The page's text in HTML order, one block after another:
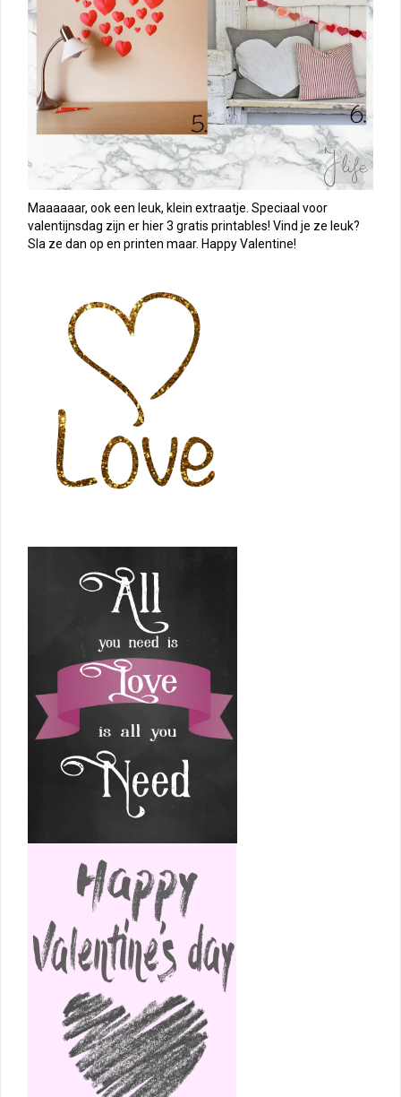
Maaaaaar, ook een leuk, klein extraatje. Speciaal voor
valentijnsdag zijn er hier 3 gratis printables! Vind je ze leuk?
Sla ze dan op en printen maar. Happy Valentine!